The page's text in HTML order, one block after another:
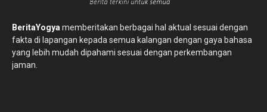
BeritaYogya memberitakan berbagai hal aktual sesuai dengan
fakta di lapangan kepada semua kalangan dengan gaya bahasa
yang lebih mudah dipahami sesuai dengan perkembangan
jaman.